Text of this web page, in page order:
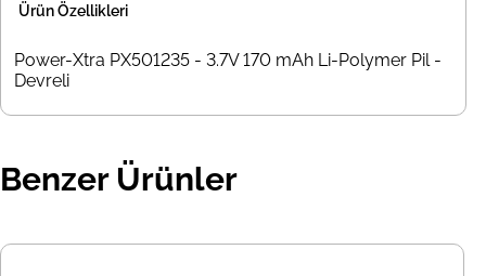
Ürün Özellikleri
Power-Xtra PX501235 - 3.7V 170 mAh Li-Polymer Pil -
Devreli
Benzer Ürünler